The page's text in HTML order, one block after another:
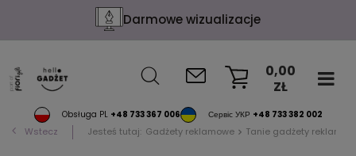
Darmowe wizualizacje
Obsługa PL +48 733 367 006 Сервіс УКР +48 733 382 002
0,00
ZŁ
Wstecz Jesteś tutaj: Gadżety reklamowe Tanie gadżety